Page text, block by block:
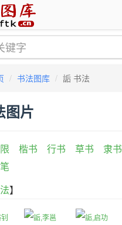
书法图库 詬 书法
图片
楷书 行书 草书 隶书
】